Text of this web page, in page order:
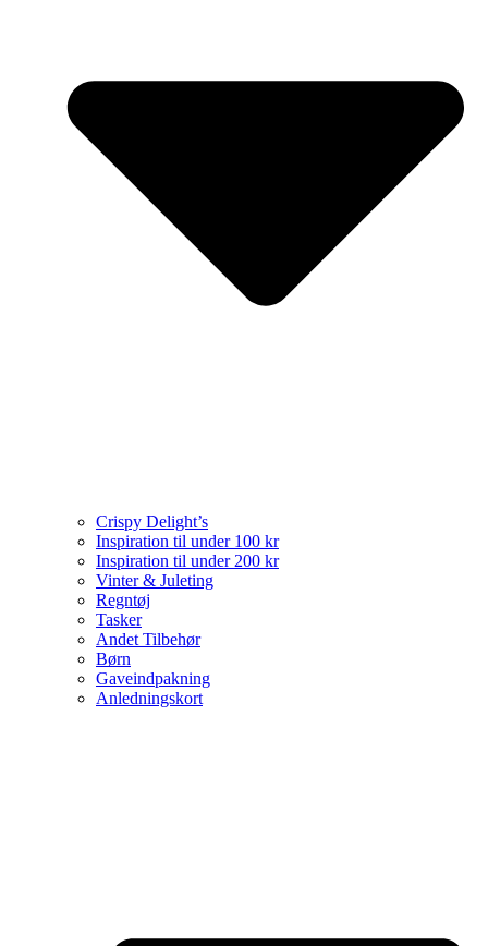
Crispy Delight’s
Inspiration til under 100 kr
Inspiration til under 200 kr
Vinter & Juleting
Regntøj
Tasker
Andet Tilbehør
Børn
Gaveindpakning
Anledningskort